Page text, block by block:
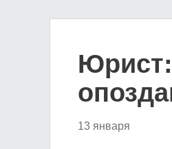
Юрист:
13 января